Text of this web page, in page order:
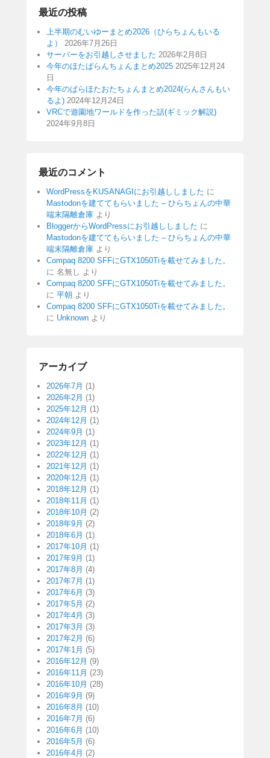
最近の投稿
上半期のむいゆーまとめ2026（ひらちょんもいる
よ）
2026年7月26日
サーバーをお引越しさせました 2026年2月8日
今年のほたぱらんちょんまとめ2025 2025年12月24
日
今年のぱらほたおたちょんまとめ2024(らんさんもい
るよ) 2024年12月24日
VRCで遊園地ワールドを作った話(ギミック解説)
2024年9月8日
最近のコメント
WordPressをKUSANAGIにお引越ししました に
Mastodonを建ててもらいました – ひらちょんの中華
端末隔離倉庫 より
BloggerからWordPressにお引越ししました に
Mastodonを建ててもらいました – ひらちょんの中華
端末隔離倉庫 より
Compaq 8200 SFFにGTX1050Tiを載せてみました。
に 名無し より
Compaq 8200 SFFにGTX1050Tiを載せてみました。
に 平朝 より
Compaq 8200 SFFにGTX1050Tiを載せてみました。
に Unknown より
アーカイブ
2026年7月 (1)
2026年2月 (1)
2025年12月 (1)
2024年12月 (1)
2024年9月 (1)
2023年12月 (1)
2022年12月 (1)
2021年12月 (1)
2020年12月 (1)
2018年12月 (1)
2018年11月 (1)
2018年10月 (2)
2018年9月 (2)
2018年6月 (1)
2017年10月 (1)
2017年9月 (1)
2017年8月 (4)
2017年7月 (1)
2017年6月 (3)
2017年5月 (2)
2017年4月 (3)
2017年3月 (3)
2017年2月 (6)
2017年1月 (5)
2016年12月 (9)
2016年11月 (23)
2016年10月 (28)
2016年9月 (9)
2016年8月 (10)
2016年7月 (6)
2016年6月 (10)
2016年5月 (6)
2016年4月 (2)